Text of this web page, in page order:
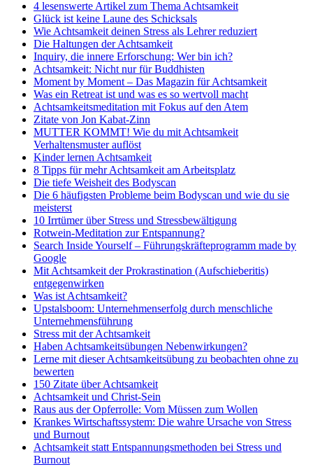
4 lesenswerte Artikel zum Thema Achtsamkeit
Glück ist keine Laune des Schicksals
Wie Achtsamkeit deinen Stress als Lehrer reduziert
Die Haltungen der Achtsamkeit
Inquiry, die innere Erforschung: Wer bin ich?
Achtsamkeit: Nicht nur für Buddhisten
Moment by Moment – Das Magazin für Achtsamkeit
Was ein Retreat ist und was es so wertvoll macht
Achtsamkeitsmeditation mit Fokus auf den Atem
Zitate von Jon Kabat-Zinn
MUTTER KOMMT! Wie du mit Achtsamkeit
Verhaltensmuster auflöst
Kinder lernen Achtsamkeit
8 Tipps für mehr Achtsamkeit am Arbeitsplatz
Die tiefe Weisheit des Bodyscan
Die 6 häufigsten Probleme beim Bodyscan und wie du sie
meisterst
10 Irrtümer über Stress und Stressbewältigung
Rotwein-Meditation zur Entspannung?
Search Inside Yourself – Führungskräfteprogramm made by
Google
Mit Achtsamkeit der Prokrastination (Aufschieberitis)
entgegenwirken
Was ist Achtsamkeit?
Upstalsboom: Unternehmenserfolg durch menschliche
Unternehmensführung
Stress mit der Achtsamkeit
Haben Achtsamkeitsübungen Nebenwirkungen?
Lerne mit dieser Achtsamkeitsübung zu beobachten ohne zu
bewerten
150 Zitate über Achtsamkeit
Achtsamkeit und Christ-Sein
Raus aus der Opferrolle: Vom Müssen zum Wollen
Krankes Wirtschaftssystem: Die wahre Ursache von Stress
und Burnout
Achtsamkeit statt Entspannungsmethoden bei Stress und
Burnout